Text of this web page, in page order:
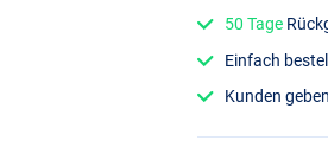
50 Tage
Einfach
Kunden